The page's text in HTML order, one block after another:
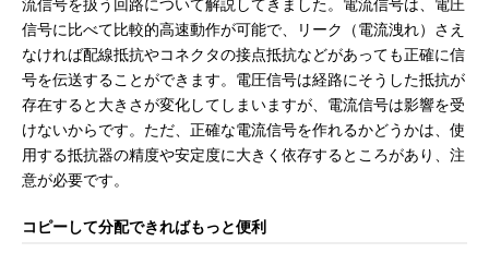
流信号を扱う回路について解説してきました。電流信号は、電圧
信号に比べて比較的高速動作が可能で、リーク（電流洩れ）さえ
なければ配線抵抗やコネクタの接点抵抗などがあっても正確に信
号を伝送することができます。電圧信号は経路にそうした抵抗が
存在すると大きさが変化してしまいますが、電流信号は影響を受
けないからです。ただ、正確な電流信号を作れるかどうかは、使
用する抵抗器の精度や安定度に大きく依存するところがあり、注
意が必要です。
コピーして分配できればもっと便利